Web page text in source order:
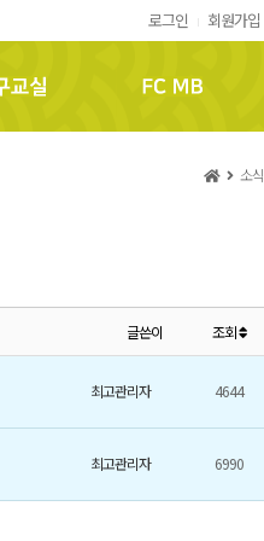
로그인 회원가입
FC MB
소식
글쓴이 조회
최고관리자 4644
최고관리자 6990